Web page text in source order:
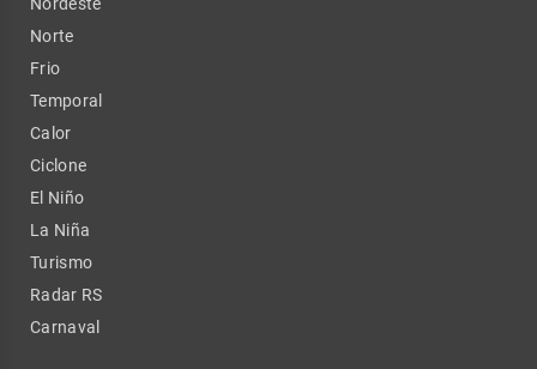
Norte
Frio
Temporal
Calor
Ciclone
El Niño
La Niña
Turismo
Radar RS
Carnaval